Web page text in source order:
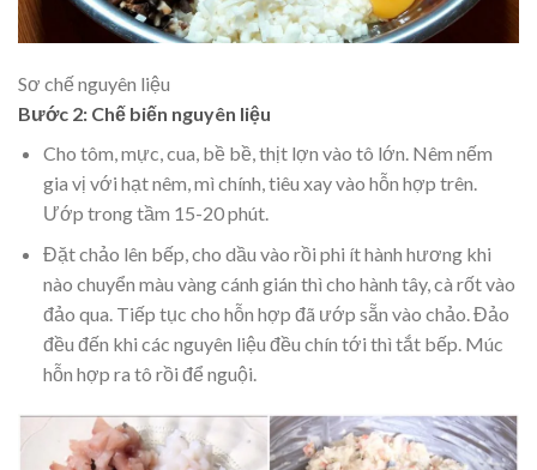
Sơ chế nguyên liệu
Bước 2: Chế biến nguyên liệu
Cho tôm, mực, cua, bề bề, thịt lợn vào tô lớn. Nêm nếm
gia vị với hạt nêm, mì chính, tiêu xay vào hỗn hợp trên.
Ướp trong tầm 15-20 phút.
Đặt chảo lên bếp, cho dầu vào rồi phi ít hành hương khi
nào chuyển màu vàng cánh gián thì cho hành tây, cà rốt vào
đảo qua. Tiếp tục cho hỗn hợp đã ướp sẵn vào chảo. Đảo
đều đến khi các nguyên liệu đều chín tới thì tắt bếp. Múc
hỗn hợp ra tô rồi để nguội.